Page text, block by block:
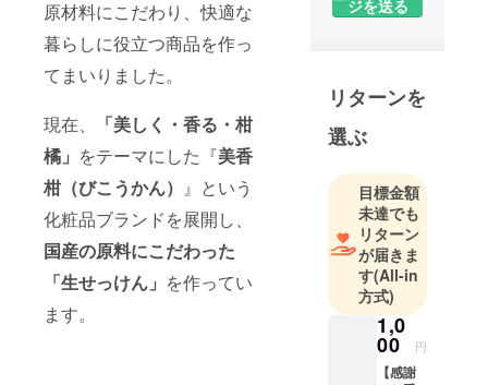
原材料にこだわり、快適な
暮らしに役立つ商品を作っ
てまいりました。
現在、
「美しく・香る・柑
橘」 をテーマにした『美香
柑（びこうかん） 』という
化粧品ブランドを展開し、
国産の原料にこだわった
「生せっけん」 を作ってい
ます。
素材を使
泡の質を追
れたUYEKIの
ンドです。
ジを送る
リターンを
選ぶ
目標金額
未達でも
リターン
が届きま
す(All-in
方式)
1,0
00 円
【感謝